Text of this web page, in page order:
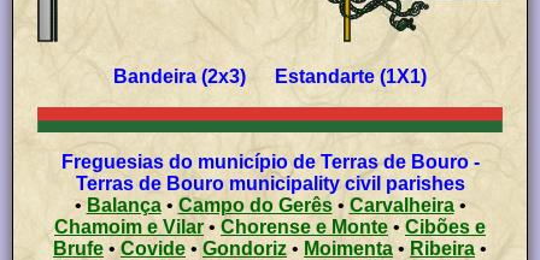
Bandeira (2x3) Estandarte (1X1)
Freguesias do município de Terras de Bouro -
Terras de Bouro municipality civil parishes
•Balança• Campo do Gerês• Carvalheira•
Chamoim e Vilar • Chorense e Monte • Cibões e
Brufe •Covide • Gondoriz• Moimenta• Ribeira •